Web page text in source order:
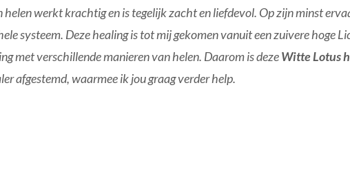
werkt krachtig en is tegelijk zacht en liefdevol. Op zijn minst
systeem. Deze healing is tot mij gekomen vanuit een zuivere hoge
met verschillende manieren van helen. Daarom is dezeWitte Lotus
afgestemd, waarmee ik jou graag verder help.